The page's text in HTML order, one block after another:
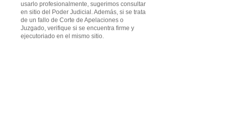
usarlo profesionalmente, sugerimos consultar
en sitio del Poder Judicial. Además, si se trata
de un fallo de Corte de Apelaciones o
Juzgado, verifique si se encuentra firme y
ejecutoriado en el mismo sitio.